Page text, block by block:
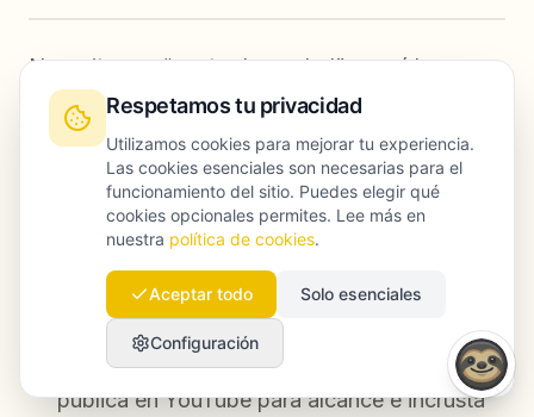
Necesitas un “punto de verdad” por vídeo:
YouTube-first
motor de recomendación; menos control
sobre la landing en SERP
Website-first(autoalojado o reproductor
privado): mejor para captación y control de
schema; requiere más trabajo técnico
Híbrido (recomendado para la mayoría):
publica en YouTube para alcance e incrusta
Respetamos tu privacidad
Utilizamos cookies para mejorar tu experiencia.
Las cookies esenciales son necesarias para el
funcionamiento del sitio. Puedes elegir qué
cookies opcionales permites. Lee más en
nuestra política de cookies.
Aceptar todo Solo esenciales
Configuración